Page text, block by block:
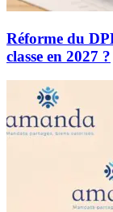
Réforme du
classe en 2027 ?